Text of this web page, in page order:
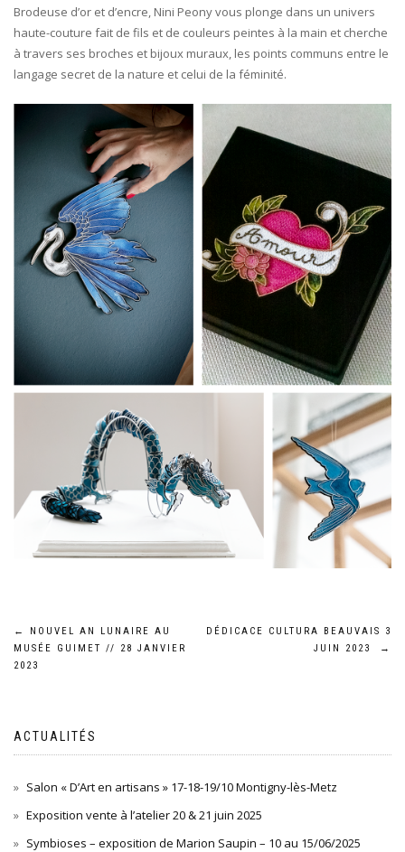
Brodeuse d’or et d’encre, Nini Peony vous plonge dans un univers
haute-couture fait de fils et de couleurs peintes à la main et cherche
à travers ses broches et bijoux muraux, les points communs entre le
langage secret de la nature et celui de la féminité.
Navigation
de
←
NOUVEL AN LUNAIRE AU
MUSÉE GUIMET // 28 JANVIER
2023
DÉDICACE CULTURA BEAUVAIS 3
JUIN 2023
→
ACTUALITÉS
Salon « D’Art en artisans » 17-18-19/10 Montigny-lès-Metz
Exposition vente à l’atelier 20 & 21 juin 2025
Symbioses – exposition de Marion Saupin – 10 au 15/06/2025